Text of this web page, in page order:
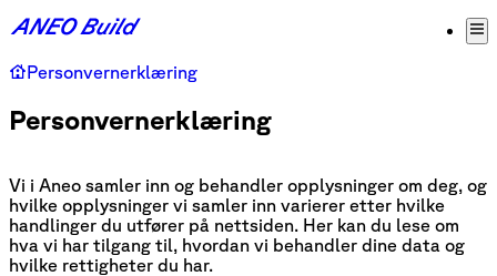
Personvernerklæring
Personvernerklæring
Vi i Aneo samler inn og behandler opplysninger om deg, og
hvilke opplysninger vi samler inn varierer etter hvilke
handlinger du utfører på nettsiden. Her kan du lese om
hva vi har tilgang til, hvordan vi behandler dine data og
hvilke rettigheter du har.